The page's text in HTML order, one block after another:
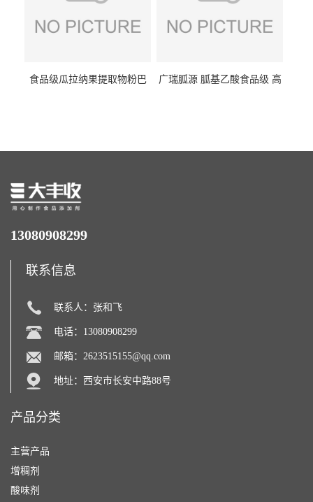
食品级瓜拉纳果提取物粉巴
广瑞胍源 胍基乙酸食品级 高
13080908299
联系信息
联系人：张和飞
电话：13080908299
邮箱： 2623515155@qq.com
地址：西安市长安中路88号
产品分类
主营产品
增稠剂
酸味剂